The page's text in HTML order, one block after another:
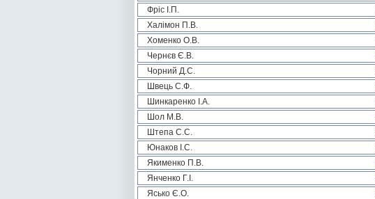
Фріс І.П.
Халімон П.В.
Хоменко О.В.
Чернєв Є.В.
Чорний Д.С.
Швець С.Ф.
Шинкаренко І.А.
Шол М.В.
Штепа С.С.
Юнаков І.С.
Якименко П.В.
Янченко Г.І.
Ясько Є.О.